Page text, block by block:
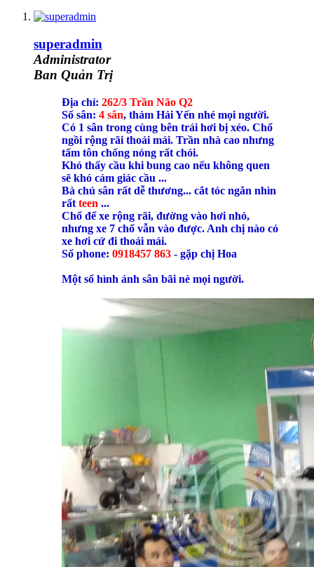
superadmin
Administrator
Ban Quản Trị
Địa chỉ: 262/3 Trần Não Q2
Số sân: 4 sân, thảm Hải Yến nhé mọi người.
Có 1 sân trong cùng bên trái hơi bị xéo. Chổ
ngồi rộng rãi thoải mái. Trần nhà cao nhưng
tấm tôn chống nóng rất chói.
Khó thấy cầu khi bung cao nếu không quen
sẽ khó cảm giác cầu ...
Bà chủ sân rất dễ thương... cắt tóc ngắn nhìn
rất teen ...
Chổ để xe rộng rãi, đường vào hơi nhỏ,
nhưng xe 7 chổ vẫn vào được. Anh chị nào có
xe hơi cứ đi thoải mái.
Số phone: 0918457 863 - gặp chị Hoa
Một số hình ảnh sân bãi nè mọi người.